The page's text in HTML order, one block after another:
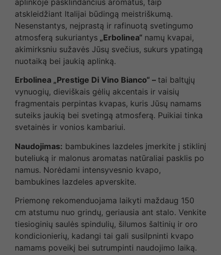
atskleidžiant Italijai būdingą meistriškumą.
Nesenstantys, neįprastą ir rafinuotą svetingumo
atmosferą sukuriantys „Erbolinea“ namų kvapai,
akimirksniu sužavės Jūsų svečius, sukurs ypatingą
nuotaiką bei jaukią aplinką.
Erbolinea „Prestige Di Vino Bianco“ – tai baltųjų
vynuogių, dieviškais gėlių akcentais ir vaisių
fragmentais perpintas kvapas, kuris Jūsų namams
suteiks jaukią bei svetingą atmosferą. Puikiai tinka
svetainės ir vonios kambariui.
Naudojimas: bambukines lazdeles įmerkite į stiklinį
buteliuką ir malonus aromatas natūraliai pasklis po
namus. Norėdami intensyvesnio kvapo,
bambukines lazdeles apverskite.
Priemonę rekomenduojama laikyti maždaug 150
cm atstumu nuo grindų, geriausia ant stalo. Venkite
tiesioginių saulės spindulių, šilumos šaltinių ir oro
kondicionierių, kadangi tai gali susilpninti kvapo
namams poveikį bei sutrumpinti naudojimo laiką.